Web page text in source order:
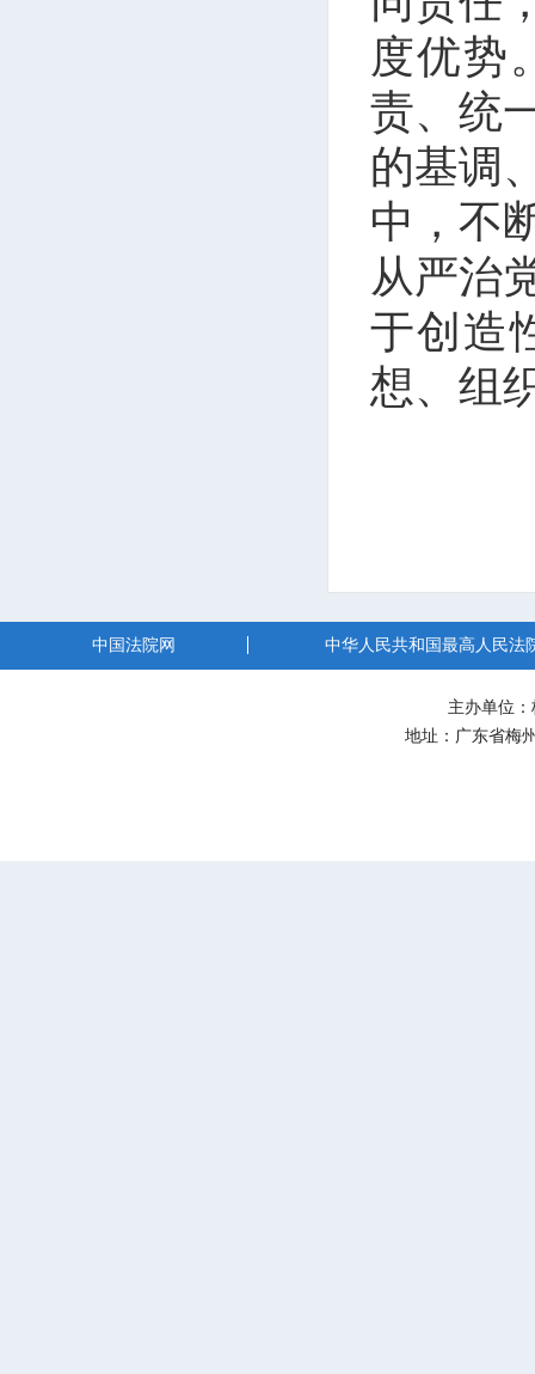
度优势
责、统
的基调
中，不
从严治
于创造
想、组
中国法院网 中华人民共和国最高人民法
主办单位
地址：广东省